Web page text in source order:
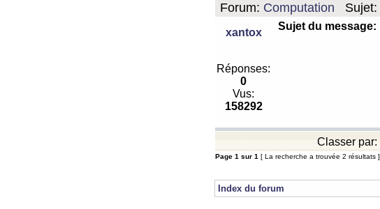
Forum: Computation Sujet:
xantox
Sujet du message:
Réponses:
0
Vus:
158292
Classer par:
Page 1 sur 1 [ La recherche a trouvée 2 résultats ]
Index du forum